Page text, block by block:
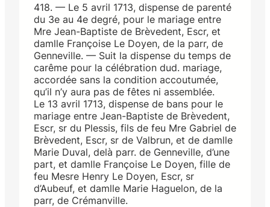
418. — Le 5 avril 1713, dispense de parenté
du 3e au 4e degré, pour le mariage entre
Mre Jean-Baptiste de Brèvedent, Escr, et
damlle Françoise Le Doyen, de la parr, de
Genneville. — Suit la dispense du temps de
carême pour la célébration dud. mariage,
accordée sans la condition accoutumée,
qu’il n’y aura pas de fêtes ni assemblée.
Le 13 avril 1713, dispense de bans pour le
mariage entre Jean-Baptiste de Brèvedent,
Escr, sr du Plessis, fils de feu Mre Gabriel de
Brèvedent, Escr, sr de Valbrun, et de damlle
Marie Duval, delà parr. de Genneville, d’une
part, et damlle Françoise Le Doyen, fille de
feu Mesre Henry Le Doyen, Escr, sr
d’Aubeuf, et damlle Marie Haguelon, de la
parr, de Crémanville.